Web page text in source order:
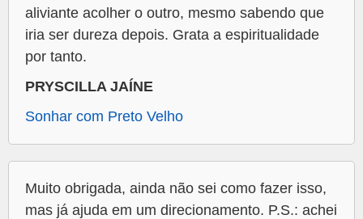
aliviante acolher o outro, mesmo sabendo que
iria ser dureza depois. Grata a espiritualidade
por tanto.
PRYSCILLA JAÍNE
Sonhar com Preto Velho
Muito obrigada, ainda não sei como fazer isso,
mas já ajuda em um direcionamento. P.S.: achei